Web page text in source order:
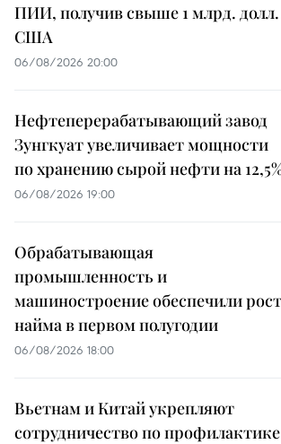
ПИИ, получив свыше 1 млрд. долл.
США
06/08/2026 20:00
Нефтеперерабатывающий завод
Зунгкуат увеличивает мощности
по хранению сырой нефти на
06/08/2026 19:00
Обрабатывающая
промышленность и
машиностроение обеспечили рост
найма в первом полугодии
06/08/2026 18:00
Вьетнам и Китай укрепляют
сотрудничество по профилактике